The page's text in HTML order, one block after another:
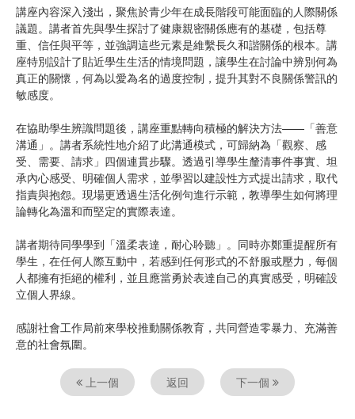
講座內容深入淺出，聚焦於青少年在成長階段可能面臨的人際關係
議題。講者首先與學生探討了健康親密關係應有的基礎，包括尊
重、信任與平等，並強調這些元素是維繫長久和諧關係的根本。講
座特別設計了貼近學生生活的情境問題，讓學生在討論中辨別何為
真正的關懷，何為以愛為名的過度控制，提升其對不良關係警訊的
敏感度。
在協助學生辨識問題後，講座重點轉向積極的解決方法——「善意
溝通」。講者系統性地介紹了此溝通模式，可歸納為「觀察、感
受、需要、請求」四個連貫步驟。透過引導學生釐清事件事實、坦
承內心感受、明確個人需求，並學習以建設性方式提出請求，取代
指責與抱怨。現場更透過生活化例句進行示範，教導學生如何將理
論轉化為溫和而堅定的實際表達。
講者期待同學學到「溫柔表達，耐心聆聽」。同時亦鄭重提醒所有
學生，在任何人際互動中，若感到任何形式的不舒服或壓力，每個
人都擁有拒絕的權利，並且應當勇於表達自己的真實感受，明確設
立個人界線。
感謝社會工作局前來學校推動關係教育，共同營造零暴力、充滿善
意的社會氛圍。
上一個 返回 下一個